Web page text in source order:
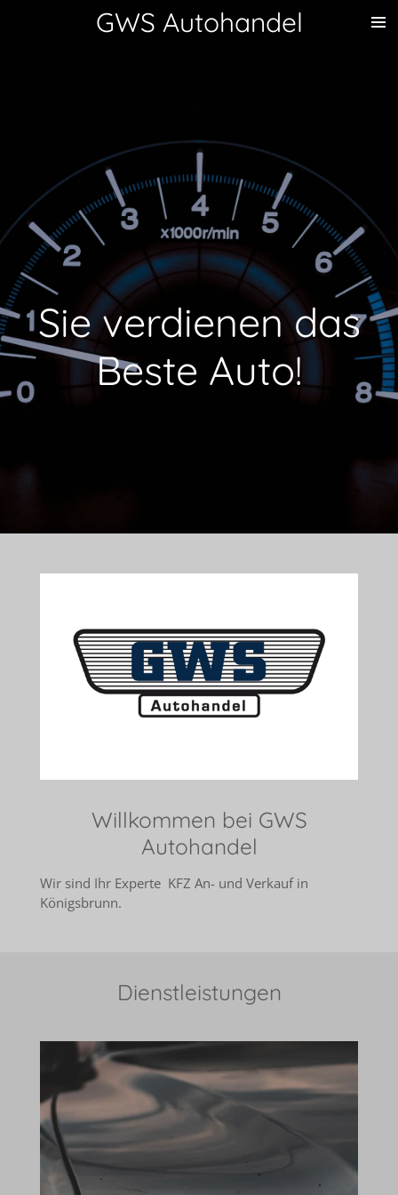
GWS Autohandel
Sie verdienen das
Beste Auto!
Willkommen bei GWS
Autohandel
Wir sind Ihr Experte KFZ An- und Verkauf in
Königsbrunn.
Dienstleistungen